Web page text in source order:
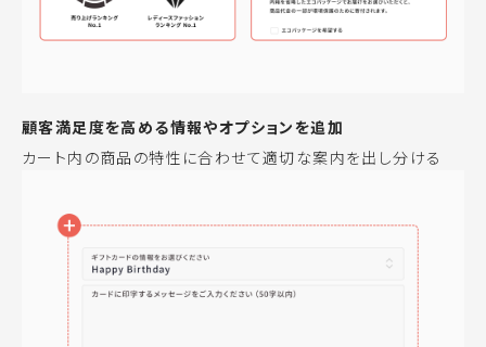
顧客満足度を高める情報やオプションを追加
カート内の商品の特性に合わせて適切な案内を出し分ける